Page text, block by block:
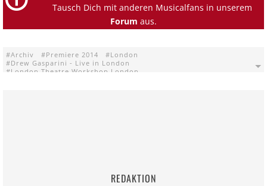
Tausch Dich mit anderen Musicalfans in unserem
Forum aus.
Archiv Premiere 2014
London
Drew Gasparini - Live in London
London Theatre Workshop London
REDAKTION